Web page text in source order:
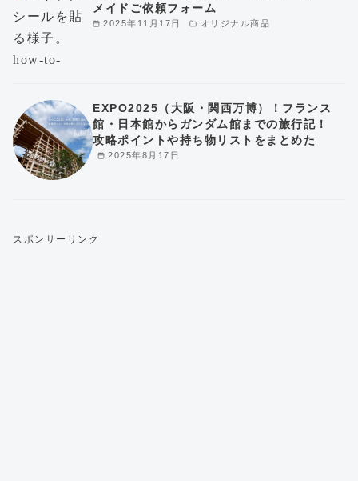
2025年11月17日 オリジナル商品
メイドご依頼フォーム
2025年8月17日
EXPO2025（大阪・関西万博）！フランス
館・日本館からガンダム館までの旅行記！
攻略ポイントや持ち物リストをまとめた
スポンサーリンク